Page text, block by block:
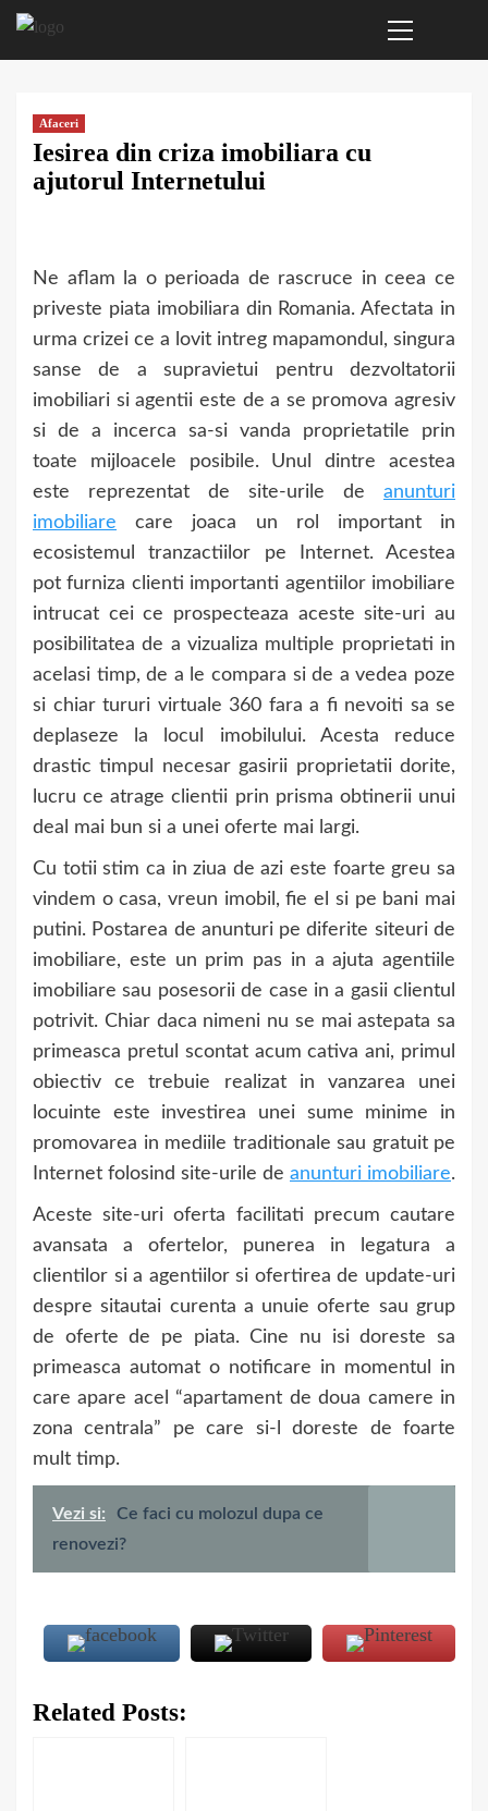
Sari
Menu
Afaceri
Iesirea din criza imobiliara cu
ajutorul Internetului
Ne aflam la o perioada de rascruce in ceea ce
priveste piata imobiliara din Romania. Afectata in
urma crizei ce a lovit intreg mapamondul, singura
sanse de a supravietui pentru dezvoltatorii
imobiliari si agentii este de a se promova agresiv
si de a incerca sa-si vanda proprietatile prin
toate mijloacele posibile. Unul dintre acestea
este reprezentat de site-urile de anunturi
imobiliare care joaca un rol important in
ecosistemul tranzactiilor pe Internet. Acestea
pot furniza clienti importanti agentiilor imobiliare
intrucat cei ce prospecteaza aceste site-uri au
posibilitatea de a vizualiza multiple proprietati in
acelasi timp, de a le compara si de a vedea poze
si chiar tururi virtuale 360 fara a fi nevoiti sa se
deplaseze la locul imobilului. Acesta reduce
drastic timpul necesar gasirii proprietatii dorite,
lucru ce atrage clientii prin prisma obtinerii unui
deal mai bun si a unei oferte mai largi.
Cu totii stim ca in ziua de azi este foarte greu sa
vindem o casa, vreun imobil, fie el si pe bani mai
putini. Postarea de anunturi pe diferite siteuri de
imobiliare, este un prim pas in a ajuta agentiile
imobiliare sau posesorii de case in a gasii clientul
potrivit. Chiar daca nimeni nu se mai astepata sa
primeasca pretul scontat acum cativa ani, primul
obiectiv ce trebuie realizat in vanzarea unei
locuinte este investirea unei sume minime in
promovarea in mediile traditionale sau gratuit pe
Internet folosind site-urile de anunturi imobiliare.
Aceste site-uri oferta facilitati precum cautare
avansata a ofertelor, punerea in legatura a
clientilor si a agentiilor si ofertirea de update-uri
despre sitautai curenta a unuie oferte sau grup
de oferte de pe piata. Cine nu isi doreste sa
primeasca automat o notificare in momentul in
care apare acel “apartament de doua camere in
zona centrala” pe care si-l doreste de foarte
mult timp.
Vezi si:
Ce faci cu molozul dupa ce
renovezi?
Related Posts: